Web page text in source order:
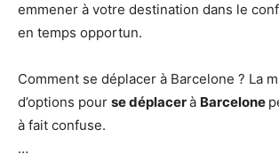
emmener à votre destination dans le
en temps opportun.
Comment se déplacer à Barcelone ? La
d’options pour se déplacerà Barcelone
à fait confuse.
…